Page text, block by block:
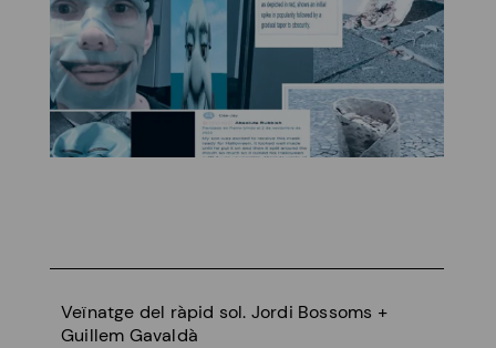
Veïnatge del ràpid sol. Jordi Bossoms +
Guillem Gavaldà